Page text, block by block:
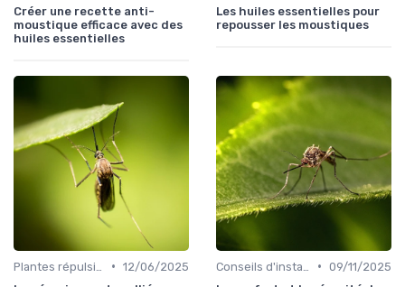
Créer une recette anti-
moustique efficace avec des
huiles essentielles
Les huiles essentielles pour
repousser les moustiques
• 12/06/2025
• 09/11/2025